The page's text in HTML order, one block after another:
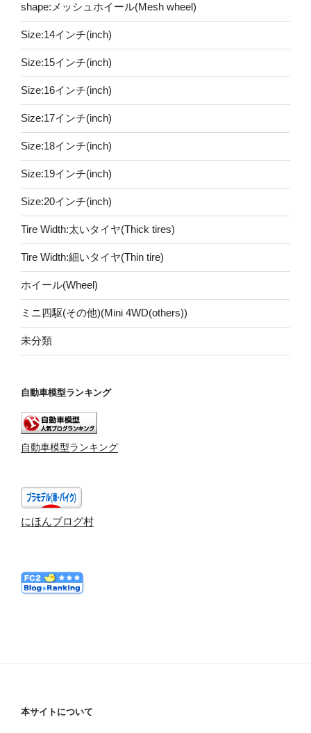
shape:メッシュホイール(Mesh wheel)
Size:14インチ(inch)
Size:15インチ(inch)
Size:16インチ(inch)
Size:17インチ(inch)
Size:18インチ(inch)
Size:19インチ(inch)
Size:20インチ(inch)
Tire Width:太いタイヤ(Thick tires)
Tire Width:細いタイヤ(Thin tire)
ホイール(Wheel)
ミニ四駆(その他)(Mini 4WD(others))
未分類
自動車模型ランキング
自動車模型ランキング
にほんブログ村
本サイトについて